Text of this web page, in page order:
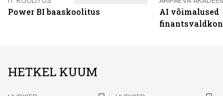
Power BI baaskoolitus
AI võimalused
HETKEL KUUM